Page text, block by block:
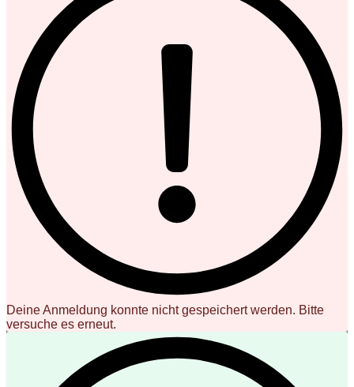
Deine Anmeldung konnte nicht gespeichert werden. Bitte
versuche es erneut.